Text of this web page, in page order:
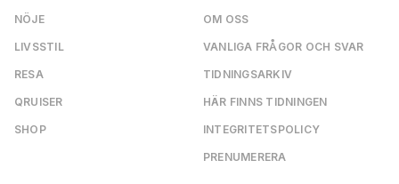
NÖJE
LIVSSTIL
RESA
QRUISER
SHOP
OM OSS
VANLIGA FRÅGOR OCH SVAR
TIDNINGSARKIV
HÄR FINNS TIDNINGEN
INTEGRITETSPOLICY
PRENUMERERA